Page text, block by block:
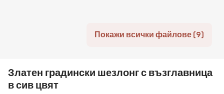
Покажи всички файлове (9)
Златен градински шезлонг с възглавница
в сив цвят